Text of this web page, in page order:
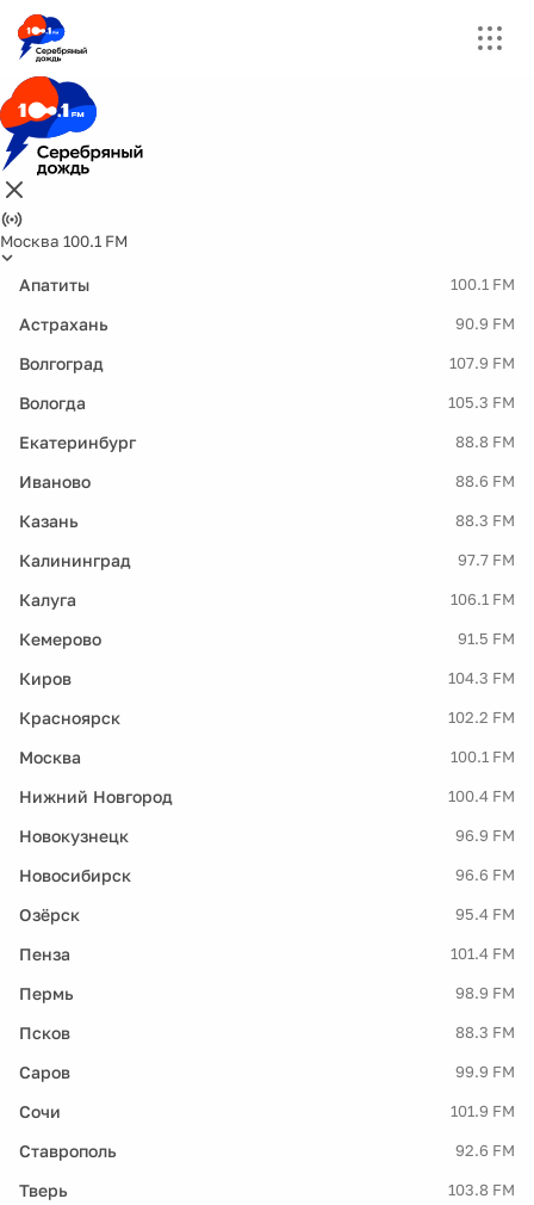
Москва 100.1 FM
Апатиты 100.1 FM
Астрахань 90.9 FM
Волгоград 107.9 FM
Вологда 105.3 FM
Екатеринбург 88.8 FM
Иваново 88.6 FM
Казань 88.3 FM
Калининград 97.7 FM
Калуга 106.1 FM
Кемерово 91.5 FM
Киров 104.3 FM
Красноярск 102.2 FM
Москва 100.1 FM
Нижний Новгород 100.4 FM
Новокузнецк 96.9 FM
Новосибирск 96.6 FM
Озёрск 95.4 FM
Пенза 101.4 FM
Пермь 98.9 FM
Псков 88.3 FM
Саров 99.9 FM
Сочи 101.9 FM
Ставрополь 92.6 FM
Тверь 103.8 FM